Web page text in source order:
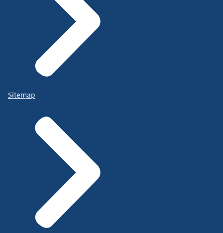
Sitemap